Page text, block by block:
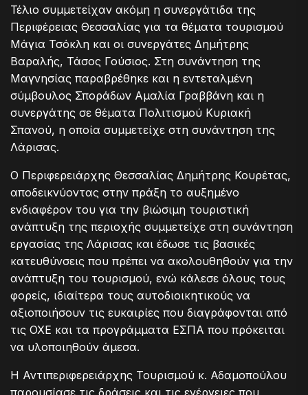
Τέλιο συμμετείχαν ακόμη η συνεργάτιδα της
Περιφέρειας Θεσσαλίας για τα θέματα τουρισμού
Μάγια Τσόκλη και οι συνεργάτες Δημήτρης
Βαραλής, Τάσος Γούσιος. Στη συνάντηση της
Μαγνησίας παραβρέθηκε και η εντεταλμένη
σύμβουλος Σποράδων Αμαλία Γραββάνη και η
συνεργάτης σε θέματα Πολιτισμού Κυριακή
Σπανού, η οποία συμμετείχε στη συνάντηση της
Λάρισας.
Ο Περιφερειάρχης Θεσσαλίας Δημήτρης Κουρέτας,
αποδεικνύοντας στην πράξη το αυξημένο
ενδιαφέρον του για την βιώσιμη τουριστική
ανάπτυξη της περιοχής συμμετείχε στη συνάντηση
εργασίας της Λάρισας και έδωσε τις βασικές
κατευθύνσεις που πρέπει να ακολουθηθούν για την
ανάπτυξη του τουρισμού, ενώ κάλεσε όλους τους
φορείς, ιδιαίτερα τους αυτοδιοικητικούς να
αξιοποιήσουν τις ευκαιρίες που διαγράφονται από
τις ΟΧΕ και τα προγράμματα ΕΣΠΑ που πρόκειται
να υλοποιηθούν άμεσα.
Η Αντιπεριφερειάρχης Τουρισμού κ. Αδαμοπούλου
παρουσίασε τις δράσεις και τις ενέργειες που